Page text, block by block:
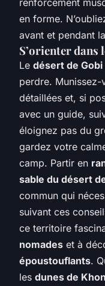
en forme.
avant et pendant
S’orienter dans
Le désert de Gobi
perdre. Munissez-
détaillées et, si
avec un guide,
éloignez pas du
gardez votre
camp. Partir en
sable du désert
commun qui
suivant ces
ce territoire
nomades et à
époustouflants.
les dunes de